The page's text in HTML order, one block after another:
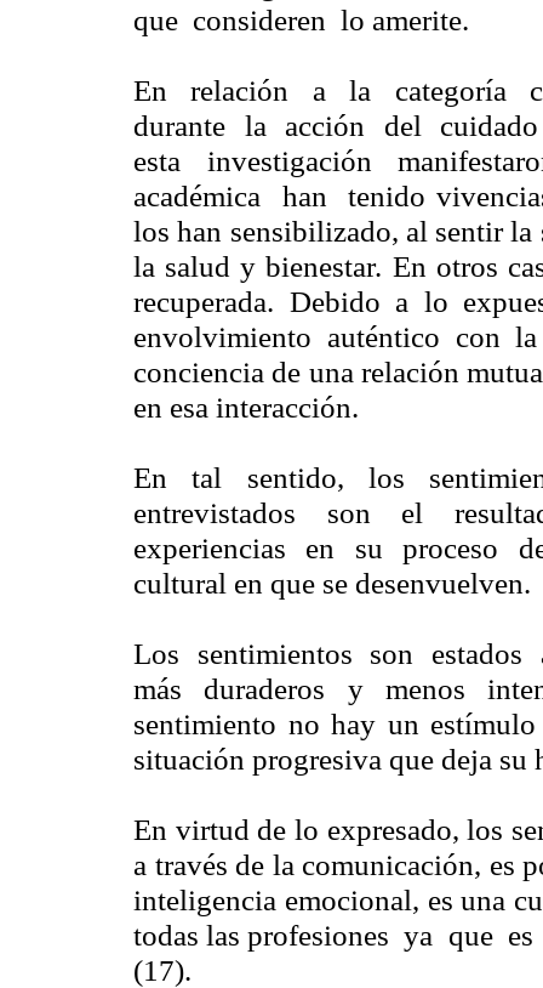
que consideren lo amerite.
En relación a la categoría
durante la acción del
esta investigación
académica han tenido
los han sensibilizado, al sentir la
la salud y bienestar. En otros
recuperada. Debido a lo
envolvimiento auténtico con
conciencia de una relación
en esa interacción.
En tal sentido, los
entrevistados son el
experiencias en su proceso
cultural en que se desenvuelven.
Los sentimientos son estados
más duraderos y menos
sentimiento no hay un
situación progresiva que deja su
En virtud de lo expresado, los
a través de la comunicación, es
inteligencia emocional, es una
todas las profesiones ya que
(17).